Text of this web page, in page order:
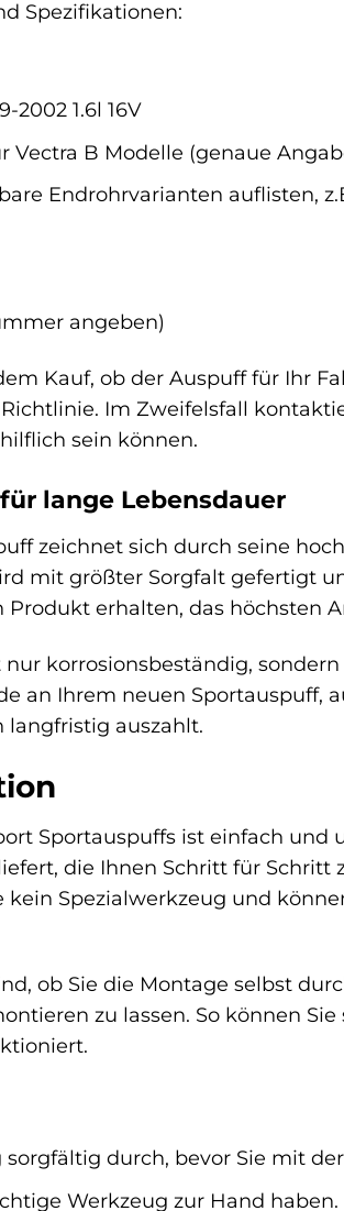
Spezifikationen:
2002 1.6l 16V
Vectra B Modelle (genaue
Endrohrvarianten auflisten,
angeben)
Kauf, ob der Auspuff für Ihr
Im Zweifelsfall
sein können.
lange Lebensdauer
zeichnet sich durch seine
mit größter Sorgfalt gefertigt
Produkt erhalten, das höchsten
korrosionsbeständig,
an Ihrem neuen
langfristig auszahlt.
Sportauspuffs ist einfach
die Ihnen Schritt für Schritt
kein Spezialwerkzeug und
ob Sie die Montage selbst
zu lassen. So können
durch, bevor Sie mit
Werkzeug zur Hand haben.